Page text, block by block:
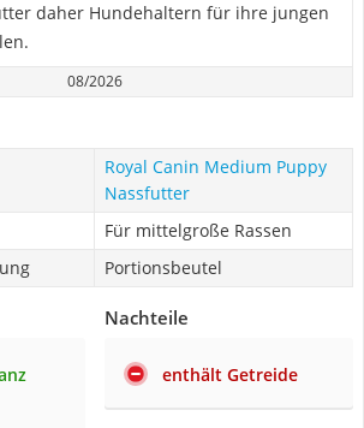
daher Hundehaltern für ihre jungen
08/2026
Royal Canin Medium Puppy
Nassfutter
Für mittelgroße Rassen
Portionsbeutel
Nachteile
enthält Getreide